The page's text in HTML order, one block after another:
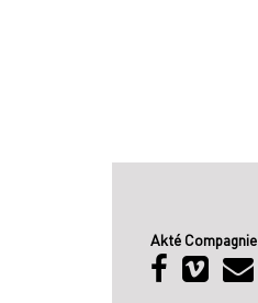
Akté Compagnie